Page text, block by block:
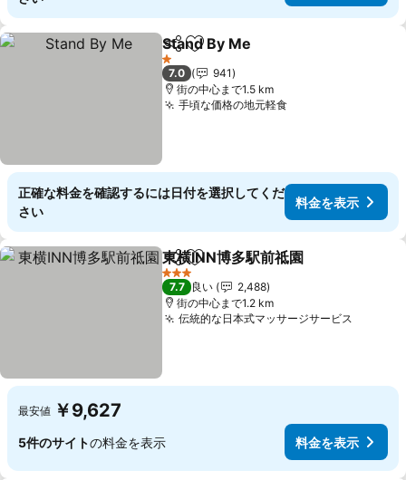
シェアお気に入りに追加
Stand By Me
1 ホテルのランク
7.0
941
街の中心まで1.5 km
手頃な価格の地元軽食
正確な料金を確認するには日付を選択してくだ
さい
料金を表示
シェアお気に入りに追加
東横INN博多駅前祗園
3 ホテルのランク
7.7 良い
2,488
街の中心まで1.2 km
伝統的な日本式マッサージサービス
最安値 ￥9,627
5件のサイトの料金を表示 料金を表示